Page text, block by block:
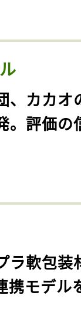
、カカオ
。評価の
ラ軟包装
携モデル